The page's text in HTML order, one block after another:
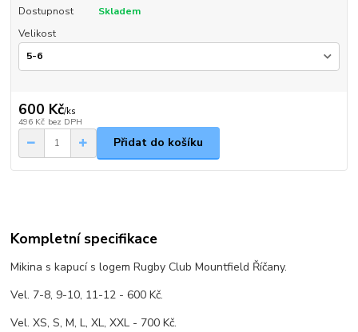
Dostupnost
Skladem
Velikost
600 Kč/ks
496 Kč bez DPH
Přidat do košíku
Kompletní specifikace
Mikina s kapucí s logem Rugby Club Mountfield Říčany.
Vel. 7-8, 9-10, 11-12 - 600 Kč.
Vel. XS, S, M, L, XL, XXL - 700 Kč.